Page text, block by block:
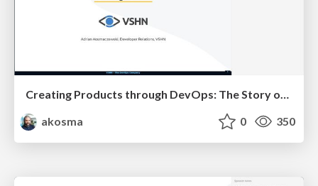
Creating Products through DevOps: The Story of VSHN
akosma
0 350